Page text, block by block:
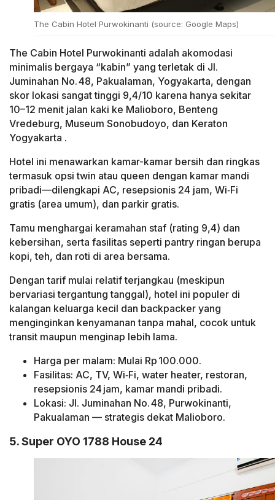
The Cabin Hotel Purwokinanti (source: Google Maps)
The Cabin Hotel Purwokinanti adalah akomodasi
minimalis bergaya “kabin” yang terletak di Jl.
Juminahan No. 48, Pakualaman, Yogyakarta, dengan
skor lokasi sangat tinggi 9,4/10 karena hanya sekitar
10–12 menit jalan kaki ke Malioboro, Benteng
Vredeburg, Museum Sonobudoyo, dan Keraton
Yogyakarta .
Hotel ini menawarkan kamar-kamar bersih dan ringkas
termasuk opsi twin atau queen dengan kamar mandi
pribadi—dilengkapi AC, resepsionis 24 jam, Wi‑Fi
gratis (area umum), dan parkir gratis.
Tamu menghargai keramahan staf (rating 9,4) dan
kebersihan, serta fasilitas seperti pantry ringan berupa
kopi, teh, dan roti di area bersama.
Dengan tarif mulai relatif terjangkau (meskipun
bervariasi tergantung tanggal), hotel ini populer di
kalangan keluarga kecil dan backpacker yang
menginginkan kenyamanan tanpa mahal, cocok untuk
transit maupun menginap lebih lama.
Harga per malam: Mulai Rp 100.000.
Fasilitas: AC, TV, Wi‑Fi, water heater, restoran,
resepsionis 24 jam, kamar mandi pribadi.
Lokasi: Jl. Juminahan No. 48, Purwokinanti,
Pakualaman — strategis dekat Malioboro.
5. Super OYO 1788 House 24